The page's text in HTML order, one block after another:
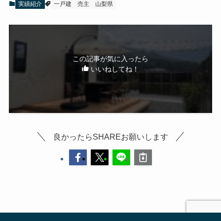
実績紹介 一戸建 売主 山梨県
この記事が気に入ったら
いいねしてね！
良かったらSHAREお願いします